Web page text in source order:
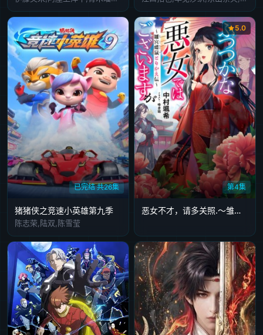
已完结 共26集
猪猪侠之竞速小英雄第九季
陈志荣,陆双,陈雪莹
第4集
5.0
恶女不才，请多关照.～雏宫蝶鼠换身传